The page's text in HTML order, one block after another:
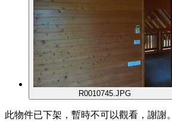
R0010745.JPG
此物件已下架，暫時不可以觀看，謝謝。